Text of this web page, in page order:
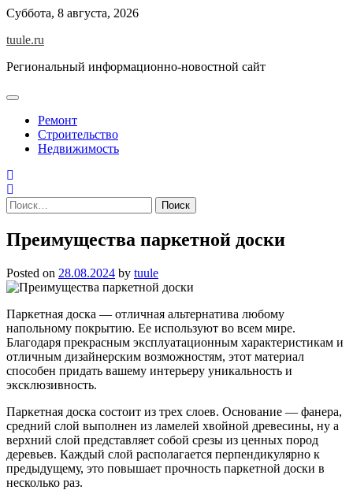
Skip
content
Суббота, 8 августа, 2026
tuule.ru
Региональный информационно-новостной сайт
Ремонт
Строительство
Недвижимость
Найти:
Преимущества паркетной доски
Posted on 28.08.2024 by tuule
Паркетная доска — отличная альтернатива любому
напольному покрытию. Ее используют во всем мире.
Благодаря прекрасным эксплуатационным характеристикам и
отличным дизайнерским возможностям, этот материал
способен придать вашему интерьеру уникальность и
эксклюзивность.
Паркетная доска состоит из трех слоев. Основание — фанера,
средний слой выполнен из ламелей хвойной древесины, ну а
верхний слой представляет собой срезы из ценных пород
деревьев. Каждый слой располагается перпендикулярно к
предыдущему, это повышает прочность паркетной доски в
несколько раз.